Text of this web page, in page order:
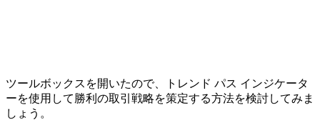
ツールボックスを開いたので、トレンド パス インジケータ
ーを使用して勝利の取引戦略を策定する方法を検討してみま
しょう。